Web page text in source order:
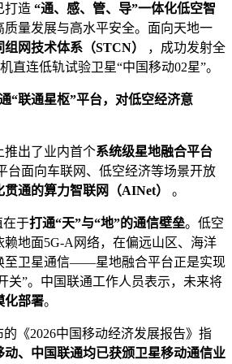
打造 “通、感、管、导”一体化低空智
质量发展与高水平安全。面向天地一
网技术体系（STCN）
，成功发射全
直连低轨试验卫星“中国移动02星”。
“联通星枢”平台，对低空经济意
推出了业内首个系统级星地融合平台
台面向车联网、低空经济等场景开放
贯通的算力智联网（AINet） 。
在于打通“天”与“地”的通信壁垒。低空
赖地面5G-A网络，在偏远山区、海洋
至卫星通信——星地融合平台正是实现
关”。中国联通工作人员表示，未来将
化部署。
《2026中国移动经济发展报告》指
动、中国联通均已获颁卫星移动通信业